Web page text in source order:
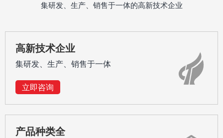
集研发、生产、销售于一体的高新技术企业
高新技术企业
集研发、生产、销售于一体
立即咨询
产品种类全